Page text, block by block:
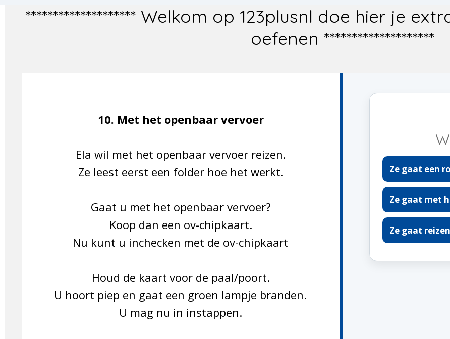
******************** Welkom op 123plusnl doe hier je
oefenen ********************
10. Met het openbaar vervoer
Ela wil met het openbaar vervoer reizen.
Ze leest eerst een folder hoe het werkt.
Gaat u met het openbaar vervoer?
Koop dan een ov-chipkaart.
Nu kunt u inchecken met de ov-chipkaart
Houd de kaart voor de paal/poort.
U hoort piep en gaat een groen lampje branden.
U mag nu in instappen.
Ze gaat een
Ze gaat met
Ze gaat